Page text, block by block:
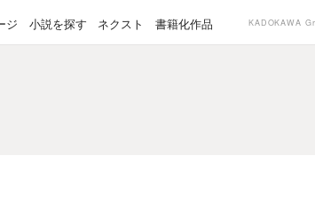
ジ 小説を探す ネクスト 書籍化作品 KADOKAWA